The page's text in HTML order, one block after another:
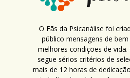
O Fãs da Psicanálise foi
público mensagens de
melhores condições de
segue sérios critérios de
mais de 12 horas de